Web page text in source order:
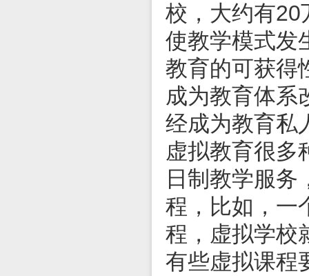
校，大约有20
使教学模式发
教育的可获得
成为教育体系
经成为教育私
虚拟教育很多
日制教学服
程，比如，一
程，虚拟学校
有些虚拟课程